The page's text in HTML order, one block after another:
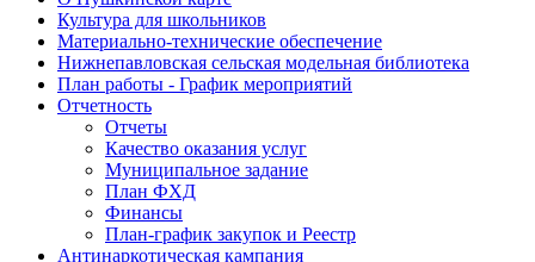
Культура для школьников
Материально-технические обеспечение
Нижнепавловская сельская модельная библиотека
План работы - График мероприятий
Отчетность
Отчеты
Качество оказания услуг
Муниципальное задание
План ФХД
Финансы
План-график закупок и Реестр
Антинаркотическая кампания